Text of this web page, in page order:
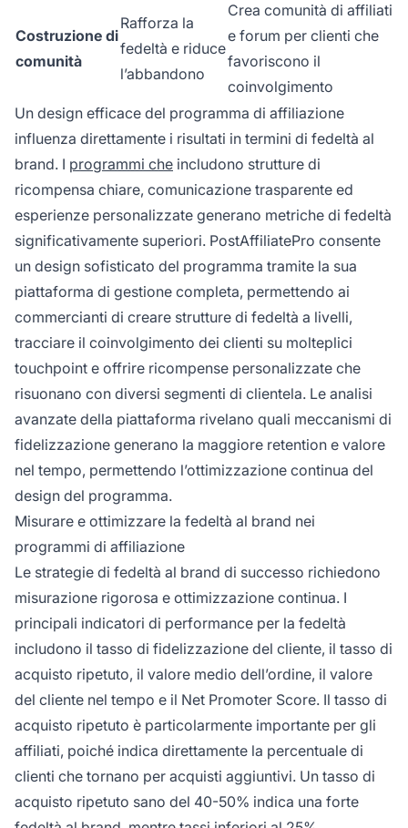
Costruzione di
comunità
Rafforza la
fedeltà e riduce
l’abbandono
Crea comunità di affiliati
e forum per clienti che
favoriscono il
coinvolgimento
Un design efficace del programma di affiliazione
influenza direttamente i risultati in termini di fedeltà al
brand. I programmi che includono strutture di
ricompensa chiare, comunicazione trasparente ed
esperienze personalizzate generano metriche di fedeltà
significativamente superiori. PostAffiliatePro consente
un design sofisticato del programma tramite la sua
piattaforma di gestione completa, permettendo ai
commercianti di creare strutture di fedeltà a livelli,
tracciare il coinvolgimento dei clienti su molteplici
touchpoint e offrire ricompense personalizzate che
risuonano con diversi segmenti di clientela. Le analisi
avanzate della piattaforma rivelano quali meccanismi di
fidelizzazione generano la maggiore retention e valore
nel tempo, permettendo l’ottimizzazione continua del
design del programma.
Misurare e ottimizzare la fedeltà al brand nei
programmi di affiliazione
Le strategie di fedeltà al brand di successo richiedono
misurazione rigorosa e ottimizzazione continua. I
principali indicatori di performance per la fedeltà
includono il tasso di fidelizzazione del cliente, il tasso di
acquisto ripetuto, il valore medio dell’ordine, il valore
del cliente nel tempo e il Net Promoter Score. Il tasso di
acquisto ripetuto è particolarmente importante per gli
affiliati, poiché indica direttamente la percentuale di
clienti che tornano per acquisti aggiuntivi. Un tasso di
acquisto ripetuto sano del 40-50% indica una forte